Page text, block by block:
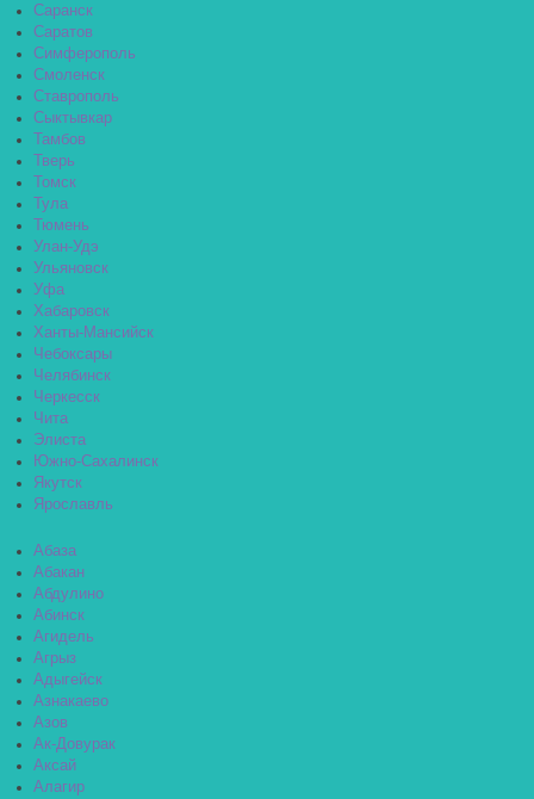
Саранск
Саратов
Симферополь
Смоленск
Ставрополь
Сыктывкар
Тамбов
Тверь
Томск
Тула
Тюмень
Улан-Удэ
Ульяновск
Уфа
Хабаровск
Ханты-Мансийск
Чебоксары
Челябинск
Черкесск
Чита
Элиста
Южно-Сахалинск
Якутск
Ярославль
Абаза
Абакан
Абдулино
Абинск
Агидель
Агрыз
Адыгейск
Азнакаево
Азов
Ак-Довурак
Аксай
Алагир